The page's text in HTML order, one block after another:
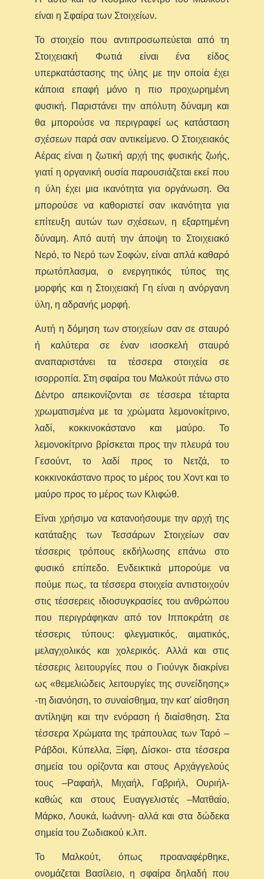
είναι η Σφαίρα των Στοιχείων.
Το στοιχείο που αντιπροσωπεύεται από τη
Στοιχειακή Φωτιά είναι ένα είδος
υπερκατάστασης της ύλης με την οποία έχει
κάποια επαφή μόνο η πιο προχωρημένη
φυσική. Παριστάνει την απόλυτη δύναμη και
θα μπορούσε να περιγραφεί ως κατάσταση
σχέσεων παρά σαν αντικείμενο. Ο Στοιχειακός
Αέρας είναι η ζωτική αρχή της φυσικής ζωής,
γιατί η οργανική ουσία παρουσιάζεται εκεί που
η ύλη έχει μια ικανότητα για οργάνωση. Θα
μπορούσε να καθοριστεί σαν ικανότητα για
επίτευξη αυτών των σχέσεων, η εξαρτημένη
δύναμη. Από αυτή την άποψη το Στοιχειακό
Νερό, το Νερό των Σοφών, είναι απλά καθαρό
πρωτόπλασμα, ο ενεργητικός τύπος της
μορφής και η Στοιχειακή Γη είναι η ανόργανη
ύλη, η αδρανής μορφή.
Αυτή η δόμηση των στοιχείων σαν σε σταυρό
ή καλύτερα σε έναν ισοσκελή σταυρό
αναπαριστάνει τα τέσσερα στοιχεία σε
ισορροπία. Στη σφαίρα του Μαλκούτ πάνω στο
Δέντρο απεικονίζονται σε τέσσερα τέταρτα
χρωματισμένα με τα χρώματα λεμονοκίτρινο,
λαδί, κοκκινοκάστανο και μαύρο. Το
λεμονοκίτρινο βρίσκεται προς την πλευρά του
Γεσούντ, το λαδί προς το Νετζά, το
κοκκινοκάστανο προς το μέρος του Χοντ και το
μαύρο προς το μέρος των Κλιφώθ.
Είναι χρήσιμο να κατανοήσουμε την αρχή της
κατάταξης των Τεσσάρων Στοιχείων σαν
τέσσερις τρόπους εκδήλωσης επάνω στο
φυσικό επίπεδο. Ενδεικτικά μπορούμε να
πούμε πως, τα τέσσερα στοιχεία αντιστοιχούν
στις τέσσερεις ιδιοσυγκρασίες του ανθρώπου
που περιγράφηκαν από τον Ιπποκράτη σε
τέσσερις τύπους: φλεγματικός, αιματικός,
μελαγχολικός και χολερικός. Αλλά και στις
τέσσερις λειτουργίες που ο Γιούνγκ διακρίνει
ως «θεμελιώδεις λειτουργίες της συνείδησης»
-τη διανόηση, το συναίσθημα, την κατ' αίσθηση
αντίληψη και την ενόραση ή διαίσθηση. Στα
τέσσερα Χρώματα της τράπουλας των Ταρό –
Ράβδοι, Κύπελλα, Ξίφη, Δίσκοι- στα τέσσερα
σημεία του ορίζοντα και στους Αρχάγγελούς
τους –Ραφαήλ, Μιχαήλ, Γαβριήλ, Ουριήλ-
καθώς και στους Ευαγγελιστές –Ματθαίο,
Μάρκο, Λουκά, Ιωάννη- αλλά και στα δώδεκα
σημεία του Ζωδιακού κ.λπ.
Το Μαλκούτ, όπως προαναφέρθηκε,
ονομάζεται Βασίλειο, η σφαίρα δηλαδή που